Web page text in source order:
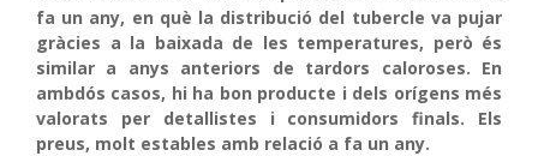
fa un any, en què la distribució del tubercle va pujar
gràcies a la baixada de les temperatures, però és
similar a anys anteriors de tardors caloroses. En
ambdós casos, hi ha bon producte i dels orígens més
valorats per detallistes i consumidors finals. Els
preus, molt estables amb relació a fa un any.